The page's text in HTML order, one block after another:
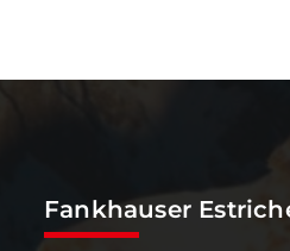
Fankhauser